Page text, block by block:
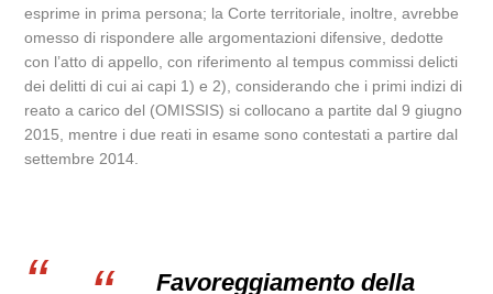
esprime in prima persona; la Corte territoriale, inoltre, avrebbe
omesso di rispondere alle argomentazioni difensive, dedotte
con l’atto di appello, con riferimento al tempus commissi delicti
dei delitti di cui ai capi 1) e 2), considerando che i primi indizi di
reato a carico del (OMISSIS) si collocano a partite dal 9 giugno
2015, mentre i due reati in esame sono contestati a partire dal
settembre 2014.
Favoreggiamento della